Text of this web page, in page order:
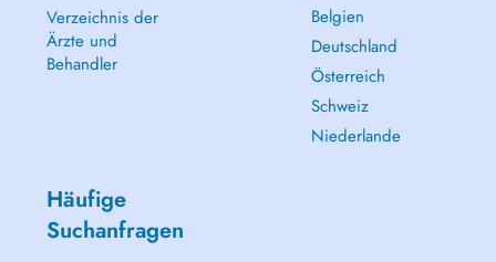
Verzeichnis der
Ärzte und
Behandler
Belgien
Deutschland
Österreich
Schweiz
Niederlande
Häufige
Suchanfragen